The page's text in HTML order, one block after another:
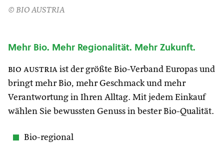
© BIO AUSTRIA
Mehr Bio. Mehr Regionalität. Mehr Zukunft.
bio austria ist der größte Bio-Verband Europas und
bringt mehr Bio, mehr Geschmack und mehr
Verantwortung in Ihren Alltag. Mit jedem Einkauf
wählen Sie bewussten Genuss in bester Bio-Qualität.
Bio-regional